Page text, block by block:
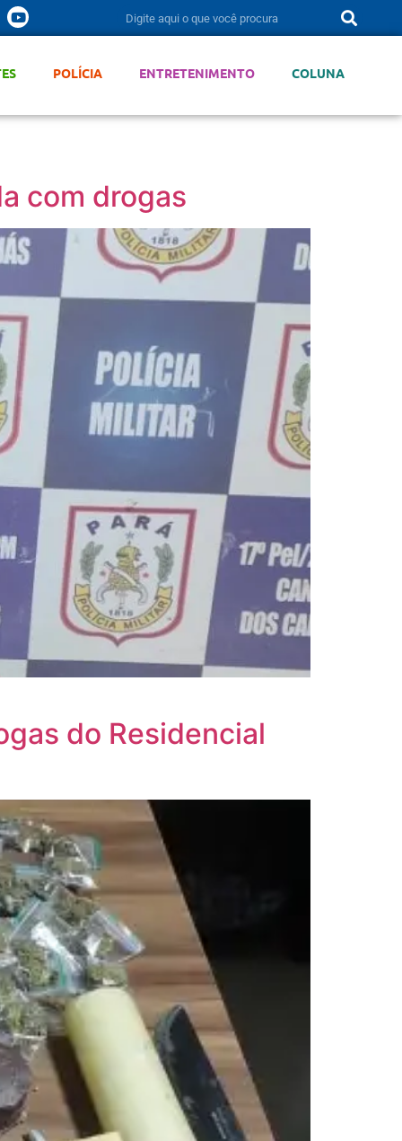
POLÍCIA ENTRETENIMENTO COLUNA
com drogas
do Residencial